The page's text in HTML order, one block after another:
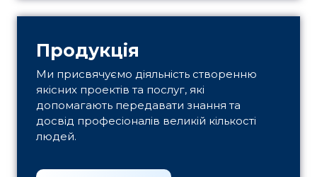
Продукція
Ми присвячуємо діяльність створенню
якісних проектів та послуг, які
допомагають передавати знання та
досвід професіоналів великій кількості
людей.